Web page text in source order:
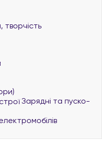
творчість
Зарядні та пуско-